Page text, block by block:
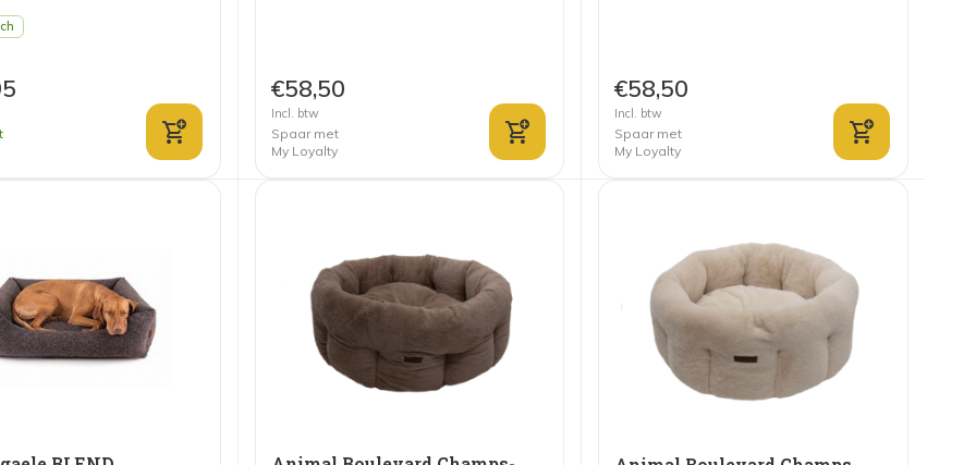
€58,50
Incl. btw
Spaar met
My Loyalty
€58,50
Incl. btw
Spaar met
My Loyalty